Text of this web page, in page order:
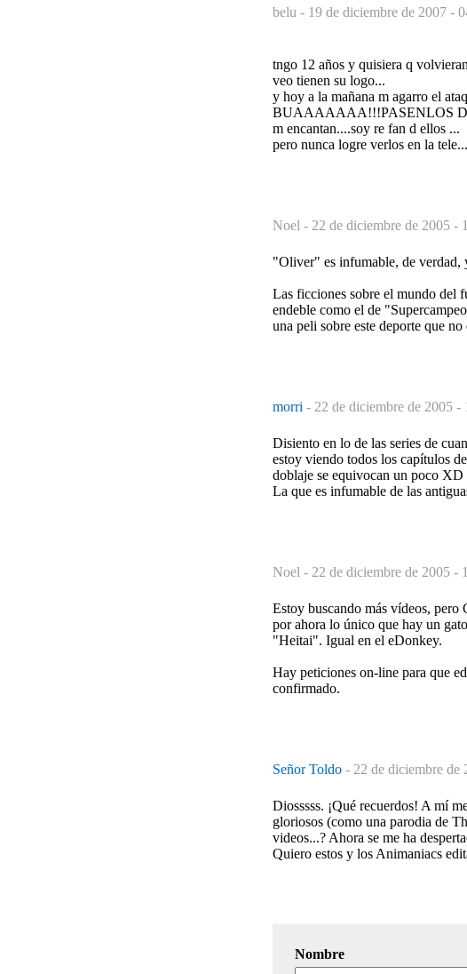
belu - 19 de diciembre de 2007 -
tngo 12 años y quisiera q
veo tienen su logo...
y hoy a la mañana m agarro el
BUAAAAAAA!!!PASENLOS
m encantan....soy re fan d ellos ...
pero nunca logre verlos en la
Noel - 22 de diciembre de 2005 -
"Oliver" es infumable, de verdad,
Las ficciones sobre el mundo del
endeble como el de
una peli sobre este deporte que
morri - 22 de diciembre de 2005 -
Disiento en lo de las series de
estoy viendo todos los capítulos
doblaje se equivocan un poco XD
La que es infumable de las
Noel - 22 de diciembre de 2005 -
Estoy buscando más vídeos, pero
por ahora lo único que hay un
"Heitai". Igual en el eDonkey.
Hay peticiones on-line para que
confirmado.
Señor Toldo - 22 de diciembre de
Diosssss. ¡Qué recuerdos! A mí
gloriosos (como una parodia de
videos...? Ahora se me ha
Quiero estos y los Animaniacs
Nombre